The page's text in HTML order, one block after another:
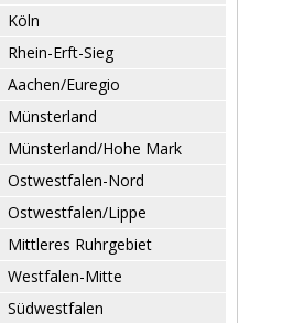
Köln
Rhein-Erft-Sieg
Aachen/Euregio
Münsterland
Münsterland/Hohe Mark
Ostwestfalen-Nord
Ostwestfalen/Lippe
Mittleres Ruhrgebiet
Westfalen-Mitte
Südwestfalen